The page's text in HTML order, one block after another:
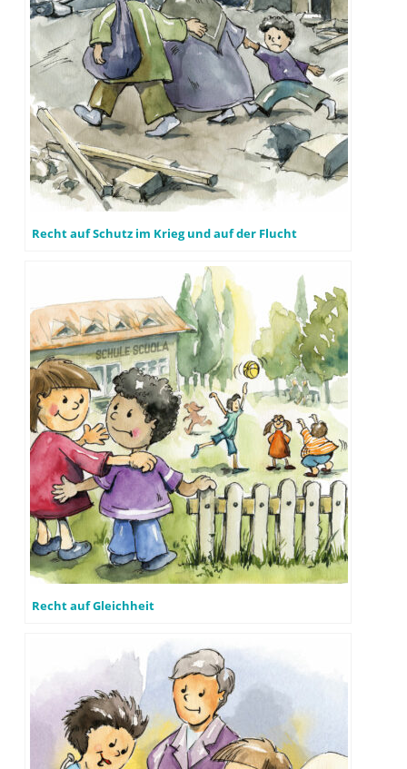
Recht auf Schutz im Krieg und auf der Flucht
Recht auf Gleichheit